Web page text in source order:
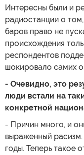
Интересны были и
радиостанции о
баров право не
происхождения
респондентов
шокировало самих
- Очевидно, это
люди встали на
конкретной
- Причин много, и
выраженный
годы. Теперь такое